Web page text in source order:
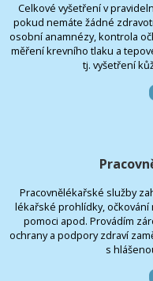
Celkové vyšetření v
pokud nemáte žádné
osobní anamnézy, kontrola
měření krevního tlaku a
tj. vyšetření
Pracovnělékařské služby
lékařské prohlídky, očkování
pomoci apod. Provádím
ochrany a podpory zdraví
s